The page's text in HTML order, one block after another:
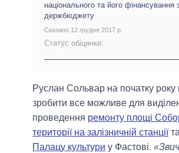
національного та його фінансування
держбюджету
Сказано 12 грудня 2017 р.
Статус обіцянки:
Руслан Сольвар на початку року
зробити все можливе для
проведення ремонту площі
території на залізничній станціїта
Палацу культури у Фастові.